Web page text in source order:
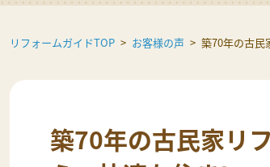
リフォームガイドTOP お客様の声 築70年の古民
築70年の古民家リ